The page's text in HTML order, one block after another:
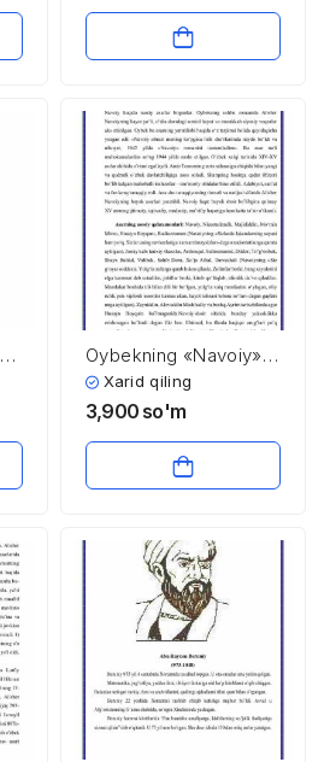
Oybekning «Navoiy»
romani
Xarid qiling
3,900 so'm